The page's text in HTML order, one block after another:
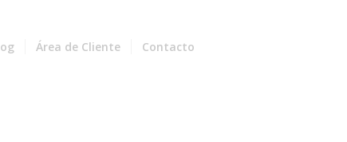
Área de Cliente Contacto